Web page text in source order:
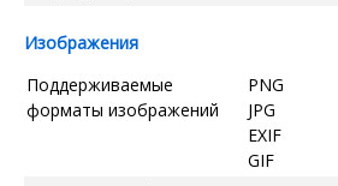
Изображения
Поддерживаемые
форматы изображений
PNG
JPG
EXIF
GIF